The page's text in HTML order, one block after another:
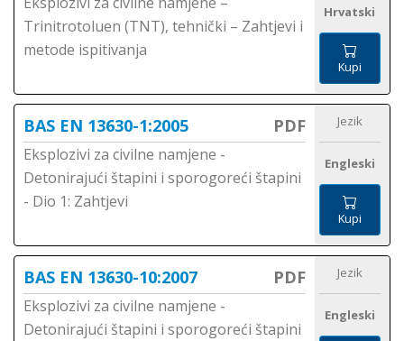
Trinitrotoluen (TNT), tehnički – Zahtjevi i
metode ispitivanja
Hrvatski
Kupi
BAS EN 13630-1:2005 PDF
Eksplozivi za civilne namjene -
Detonirajući štapini i sporogoreći štapini
- Dio 1: Zahtjevi
Jezik
Engleski
Kupi
BAS EN 13630-10:2007 PDF
Eksplozivi za civilne namjene -
Detonirajući štapini i sporogoreći štapini
Jezik
Engleski